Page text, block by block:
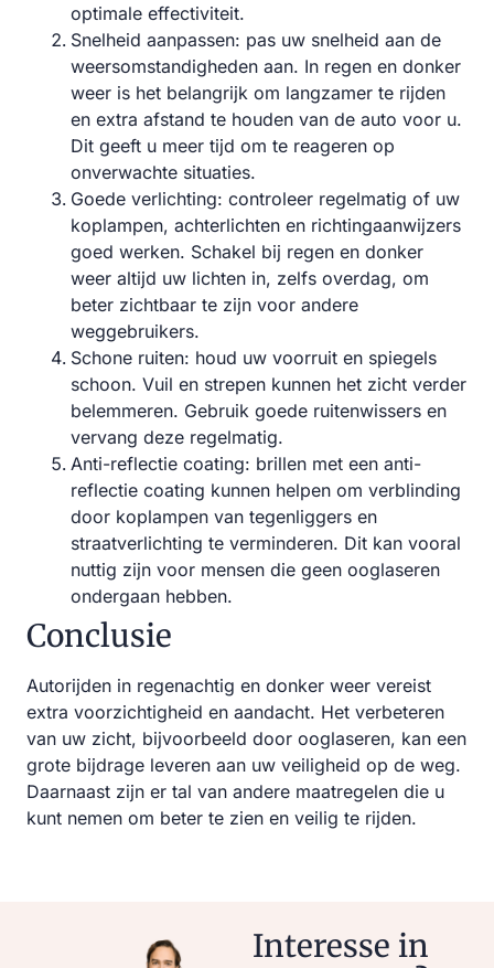
optimale effectiviteit.
Snelheid aanpassen: pas uw snelheid aan de
weersomstandigheden aan. In regen en donker
weer is het belangrijk om langzamer te rijden
en extra afstand te houden van de auto voor u.
Dit geeft u meer tijd om te reageren op
onverwachte situaties.
Goede verlichting: controleer regelmatig of uw
koplampen, achterlichten en richtingaanwijzers
goed werken. Schakel bij regen en donker
weer altijd uw lichten in, zelfs overdag, om
beter zichtbaar te zijn voor andere
weggebruikers.
Schone ruiten: houd uw voorruit en spiegels
schoon. Vuil en strepen kunnen het zicht verder
belemmeren. Gebruik goede ruitenwissers en
vervang deze regelmatig.
Anti-reflectie coating: brillen met een anti-
reflectie coating kunnen helpen om verblinding
door koplampen van tegenliggers en
straatverlichting te verminderen. Dit kan vooral
nuttig zijn voor mensen die geen ooglaseren
ondergaan hebben.
Conclusie
Autorijden in regenachtig en donker weer vereist
extra voorzichtigheid en aandacht. Het verbeteren
van uw zicht, bijvoorbeeld door ooglaseren, kan een
grote bijdrage leveren aan uw veiligheid op de weg.
Daarnaast zijn er tal van andere maatregelen die u
kunt nemen om beter te zien en veilig te rijden.
Interesse in